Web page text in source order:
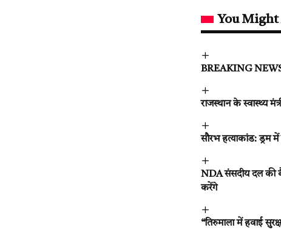
You Might
BREAKING NEWS
राजस्थान के स्वास्थ्य
सौरभ हत्याकांड: ड्रम में
NDA संसदीय दल की
करेंगे
“तिरुमाला में हवाई